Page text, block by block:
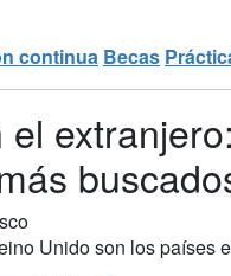
continua Becas
el
Unido son los países